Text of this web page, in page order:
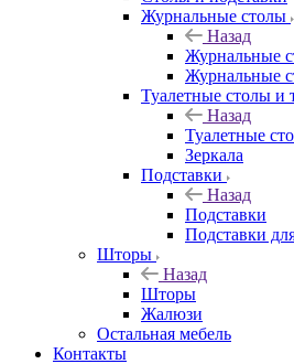
Журнальные столы
Назад
Журнальные
Журнальные
Туалетные столы и
Назад
Туалетные
Зеркала
Подставки
Назад
Подставки
Подставки
Шторы
Назад
Шторы
Жалюзи
Остальная мебель
Контакты